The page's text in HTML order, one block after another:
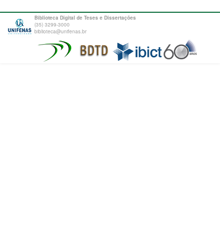
Biblioteca Digital de Teses e Dissertações
(35) 3299-3000
biblioteca@unifenas.br